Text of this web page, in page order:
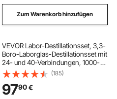
Zum Warenkorb hinzufügen
VEVOR Labor-Destillationsset, 3,3-
Boro-Laborglas-Destillationsset mit
24- und 40-Verbindungen, 1000-
ml-Destillationsgeräte-Set für
Ätherische Öle, 32-teiliges Set mit
Glaswaren
(185)
9790€